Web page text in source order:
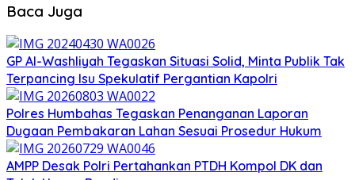
Baca Juga
GP Al-Washliyah Tegaskan Situasi Solid, Minta Publik Tak
Terpancing Isu Spekulatif Pergantian Kapolri
Polres Humbahas Tegaskan Penanganan Laporan
Dugaan Pembakaran Lahan Sesuai Prosedur Hukum
AMPP Desak Polri Pertahankan PTDH Kompol DK dan